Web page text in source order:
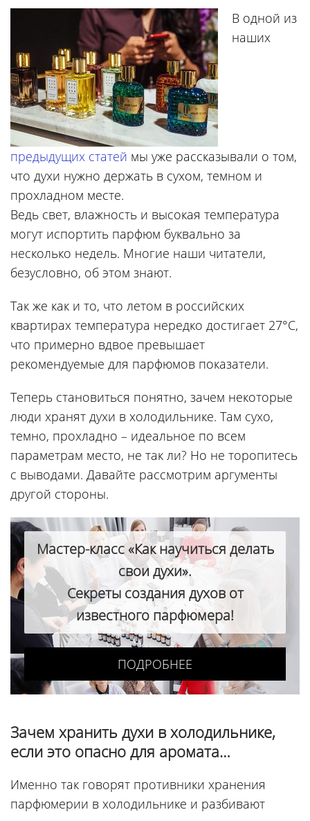
В одной из
наших
предыдущих статей мы уже рассказывали о том,
что духи нужно держать в сухом, темном и
прохладном месте.
Ведь свет, влажность и высокая температура
могут испортить парфюм буквально за
несколько недель. Многие наши читатели,
безусловно, об этом знают.
Так же как и то, что летом в российских
квартирах температура нередко достигает 27°С,
что примерно вдвое превышает
рекомендуемые для парфюмов показатели.
Теперь становиться понятно, зачем некоторые
люди хранят духи в холодильнике. Там сухо,
темно, прохладно – идеальное по всем
параметрам место, не так ли? Но не торопитесь
с выводами. Давайте рассмотрим аргументы
другой стороны.
Мастер-класс «Как научиться делать
свои духи».
Секреты создания духов от
известного парфюмера!
ПОДРОБНЕЕ
Зачем хранить духи в холодильнике,
если это опасно для аромата…
Именно так говорят противники хранения
парфюмерии в холодильнике и разбивают